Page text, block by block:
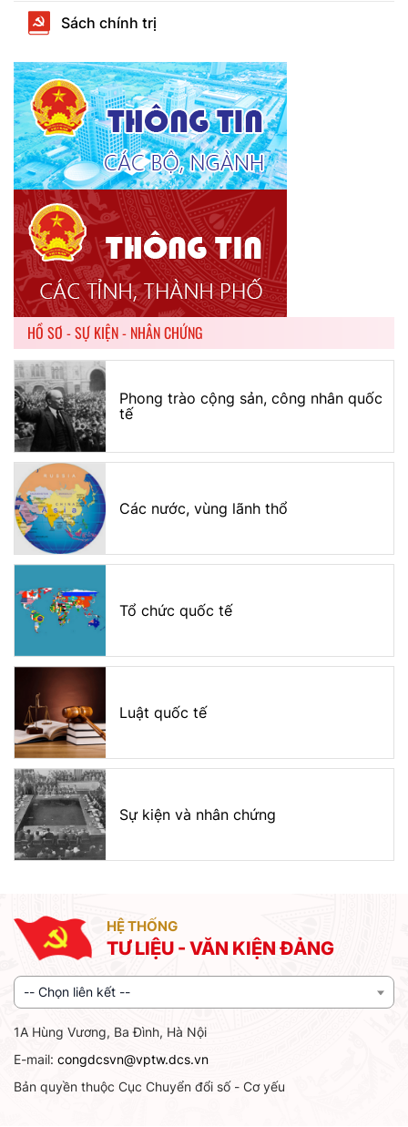
Sách chính trị
HỒ SƠ - SỰ KIỆN - NHÂN CHỨNG
Phong trào cộng sản, công nhân quốc
tế
Các nước, vùng lãnh thổ
Tổ chức quốc tế
Luật quốc tế
Sự kiện và nhân chứng
HỆ THỐNG
TƯ LIỆU - VĂN KIỆN ĐẢNG
-- Chọn liên kết --
1A Hùng Vương, Ba Đình, Hà Nội
E-mail: congdcsvn@vptw.dcs.vn
Bản quyền thuộc Cục Chuyển đổi số - Cơ yếu